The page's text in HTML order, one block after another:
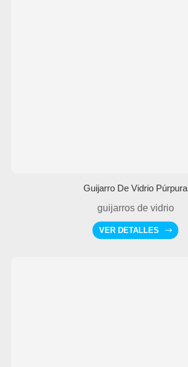
Guijarro De Vidrio Púrpura
guijarros de vidrio
VER DETALLES